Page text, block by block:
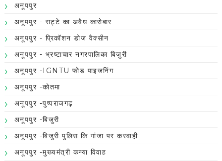
अनूपपुर
अनूपपुर - सट्टे का अवैध कारोबार
अनूपपुर - प्रिकॉशन डोज वैक्सीन
अनूपपुर - भ्रष्टाचार नगरपालिका बिजुरी
अनूपपुर -IGNTU फोड पाइजनिंग
अनूपपुर -कोतमा
अनूपपुर -पुष्पराजगढ़
अनूपपुर -बिजुरी
अनूपपुर -बिजुरी पुलिस कि गांजा पर करवाही
अनूपपुर -मुख्यमंत्री कन्या विवाह